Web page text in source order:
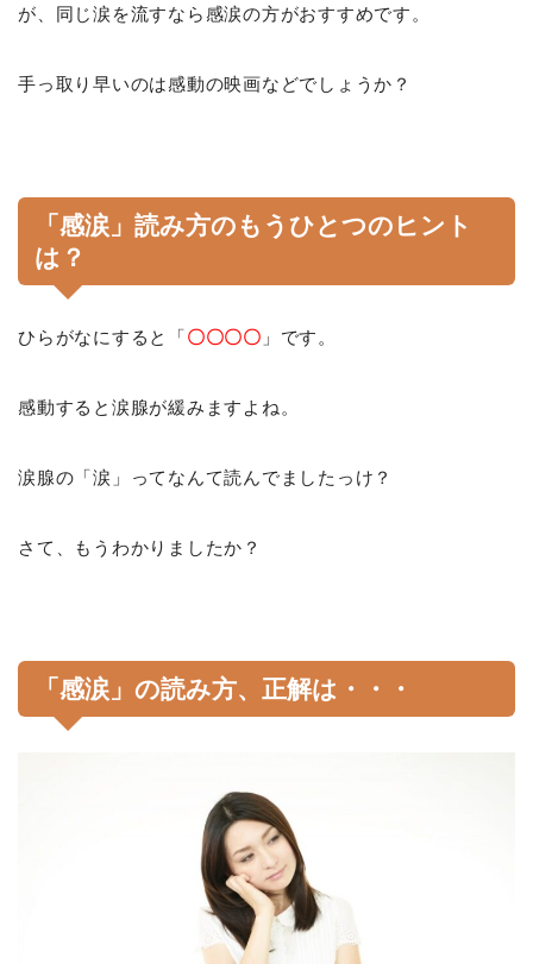
が、同じ涙を流すなら感涙の方がおすすめです。
手っ取り早いのは感動の映画などでしょうか？
「感涙」読み方のもうひとつのヒント
は？
ひらがなにすると「〇〇〇〇 」です。
感動すると涙腺が緩みますよね。
涙腺の「涙」ってなんて読んでましたっけ？
さて、もうわかりましたか？
「感涙」の読み方、正解は・・・